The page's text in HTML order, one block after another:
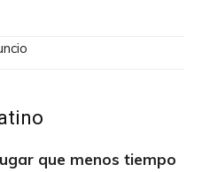
que menos tiempo